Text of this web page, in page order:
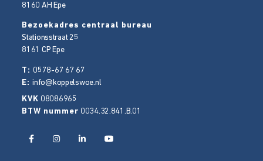
8160 AH Epe
Bezoekadres centraal bureau
Stationsstraat 25
8161 CP Epe
T: 0578-67 67 67
E:info@koppelswoe.nl
KVK 08086965
BTW nummer 0034.32.841.B.01